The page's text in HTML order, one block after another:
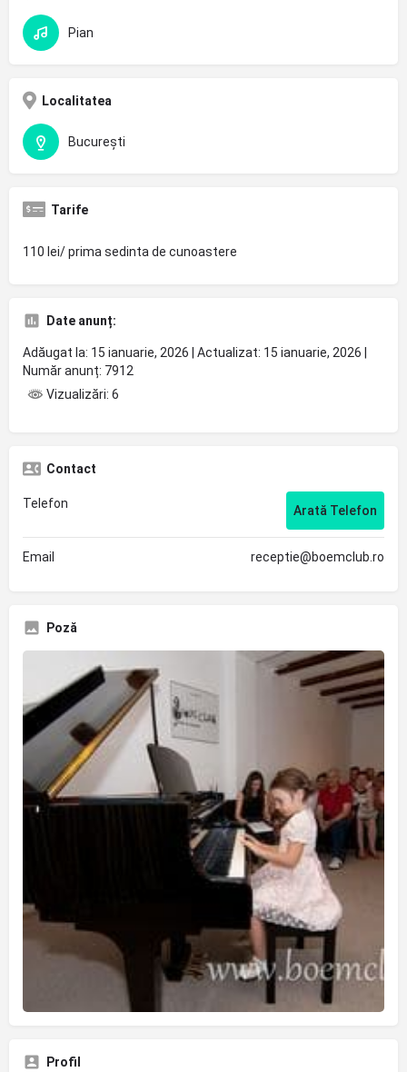
Pian
Localitatea
București
Tarife
110 lei/ prima sedinta de cunoastere
Date anunț:
Adăugat la: 15 ianuarie, 2026 | Actualizat: 15 ianuarie, 2026 |
Număr anunț: 7912
Vizualizări: 6
Contact
Telefon Arată Telefon
Email receptie@boemclub.ro
Poză
Profil